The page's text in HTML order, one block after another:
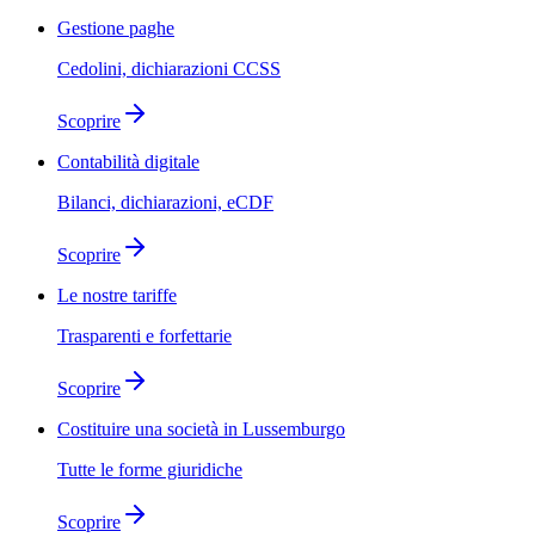
Gestione paghe
Cedolini, dichiarazioni CCSS
Scoprire
Contabilità digitale
Bilanci, dichiarazioni, eCDF
Scoprire
Le nostre tariffe
Trasparenti e forfettarie
Scoprire
Costituire una società in Lussemburgo
Tutte le forme giuridiche
Scoprire